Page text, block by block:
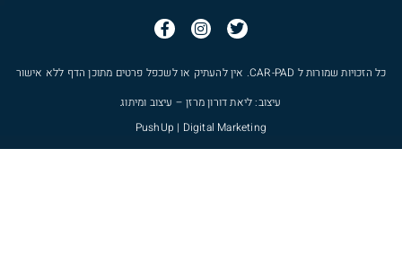
כל הזכויות שמורות ל CAR-PAD. אין להעתיק או לשכפל פרטים מתוכן הדף ללא אישור
עיצוב: ליאת דורון מרזן – עיצוב ומיתוג
PushUp | Digital Marketing